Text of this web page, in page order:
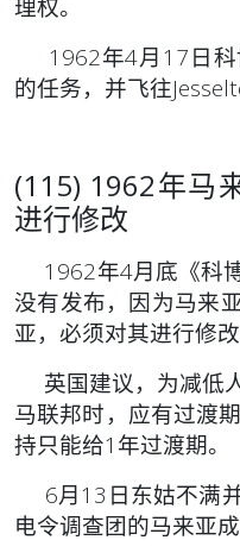
理权。
1962年4月17日科
的任务，并飞往
(115) 1962年马
进行修改
1962年4月底《科
没有发布，因为马来
亚，必须对其进行修改
英国建议，为减低
马联邦时，应有过渡
持只能给1年过渡期。
6月13日东姑不满并
电令调查团的马来亚